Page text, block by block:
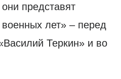
представят
лет» – перед
Теркин» и во